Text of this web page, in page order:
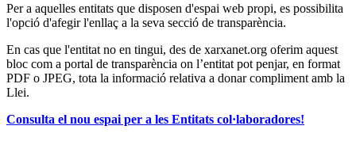
Per a aquelles entitats que disposen d'espai web propi, es possibilita
l'opció d'afegir l'enllaç a la seva secció de transparència.
En cas que l'entitat no en tingui, des de xarxanet.org oferim aquest
bloc com a portal de transparència on l’entitat pot penjar, en format
PDF o JPEG, tota la informació relativa a donar compliment amb la
Llei.
Consulta el nou espai per a les Entitats col·laboradores!